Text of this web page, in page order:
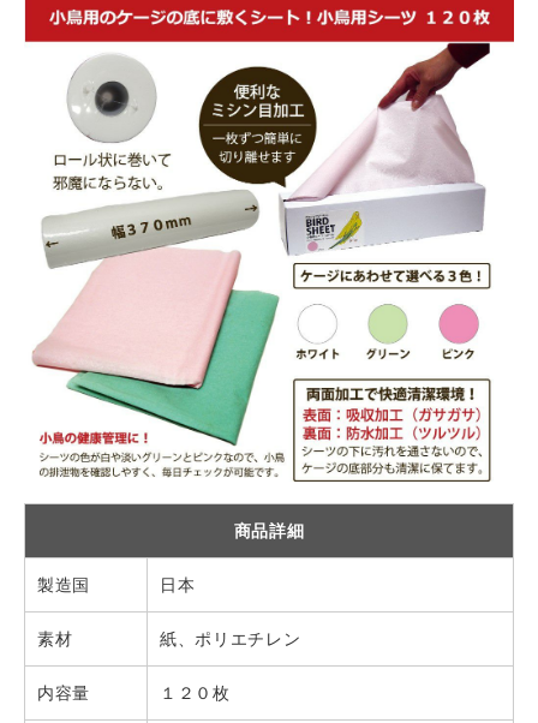
商品詳細
製造国 日本
素材 紙、ポリエチレン
内容量 １２０枚